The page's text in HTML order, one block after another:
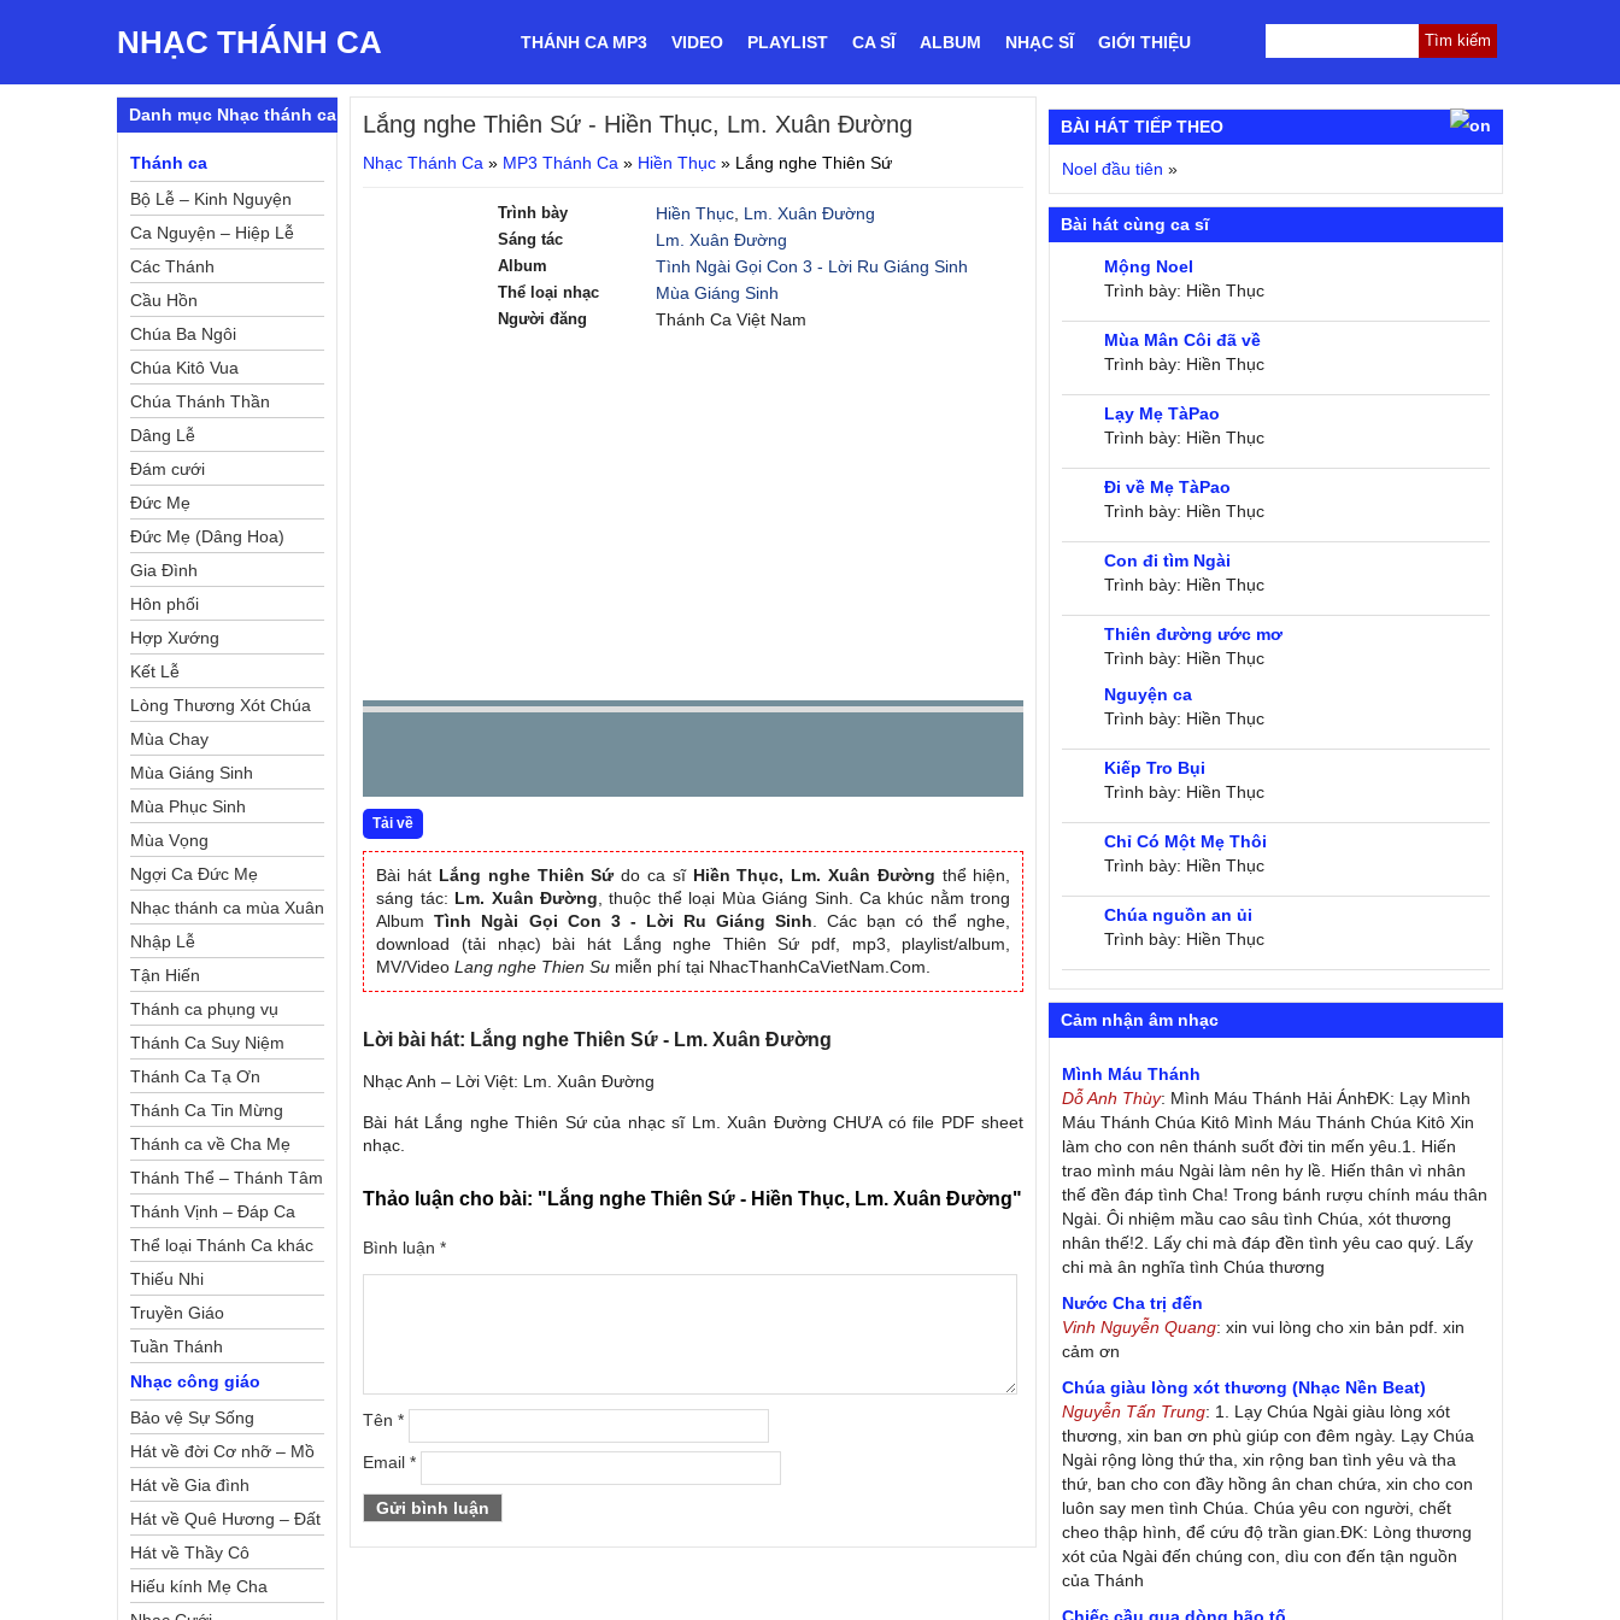
NHẠC THÁNH CA THÁNH CA MP3 VIDEO PLAYLIST CA SĨ ALBUM NHẠC SĨ GIỚI THIỆU
Lắng nghe Thiên Sứ - Hiền Thục, Lm. Xuân Đường
Nhạc Thánh Ca » MP3 Thánh Ca » Hiền Thục » Lắng nghe Thiên Sứ
Trình bày Hiền Thục, Lm. Xuân Đường
Sáng tác Lm. Xuân Đường
Album Tình Ngài Gọi Con 3 - Lời Ru Giáng Sinh
Thể loại nhạc Mùa Giáng Sinh
Người đăng Thánh Ca Việt Nam
Tải về
Bài hát Lắng nghe Thiên Sứdo ca sĩ Hiền Thục, Lm. Xuân Đường thể hiện,
sáng tác: Lm. Xuân Đường , thuộc thể loại Mùa Giáng Sinh. Ca khúc nằm trong
AlbumTình Ngài Gọi Con 3 - Lời Ru Giáng Sinh . Các bạn có thể nghe,
download (tải nhạc) bài hát Lắng nghe Thiên Sứ pdf, mp3, playlist/album,
MV/VideoLang nghe Thien Su miễn phí tại NhacThanhCaVietNam.Com.
Lời bài hát: Lắng nghe Thiên Sứ - Lm. Xuân Đường
Nhạc Anh – Lời Việt: Lm. Xuân Đường
Bài hát Lắng nghe Thiên Sứ của nhạc sĩ Lm. Xuân Đường CHƯA có file PDF sheet
nhạc.
Thảo luận cho bài: "Lắng nghe Thiên Sứ - Hiền Thục, Lm. Xuân Đường"
Bình luận*
Tên*
Email*
Danh mục Nhạc thánh ca
Thánh ca
Bộ Lễ – Kinh Nguyện
Ca Nguyện – Hiệp Lễ
Các Thánh
Cầu Hồn
Chúa Ba Ngôi
Chúa Kitô Vua
Chúa Thánh Thần
Dâng Lễ
Đám cưới
Đức Mẹ
Đức Mẹ (Dâng Hoa)
Gia Đình
Hôn phối
Hợp Xướng
Kết Lễ
Lòng Thương Xót Chúa
Mùa Chay
Mùa Giáng Sinh
Mùa Phục Sinh
Mùa Vọng
Ngợi Ca Đức Mẹ
Nhạc thánh ca mùa Xuân
Nhập Lễ
Tận Hiến
Thánh ca phụng vụ
Thánh Ca Suy Niệm
Thánh Ca Tạ Ơn
Thánh Ca Tin Mừng
Thánh ca về Cha Mẹ
Thánh Thể – Thánh Tâm
Thánh Vịnh – Đáp Ca
Thể loại Thánh Ca khác
Thiếu Nhi
Truyền Giáo
Tuần Thánh
Nhạc công giáo
Bảo vệ Sự Sống
Hát về đời Cơ nhỡ – Mồ
côi
Hát về Gia đình
Hát về Quê Hương – Đất
Nước
Hát về Thầy Cô
Hiếu kính Mẹ Cha
BÀI HÁT TIẾP THEO
Noel đầu tiên »
Bài hát cùng ca sĩ
Mộng Noel
Trình bày: Hiền Thục
Mùa Mân Côi đã về
Trình bày: Hiền Thục
Lạy Mẹ TàPao
Trình bày: Hiền Thục
Đi về Mẹ TàPao
Trình bày: Hiền Thục
Con đi tìm Ngài
Trình bày: Hiền Thục
Thiên đường ước mơ
Trình bày: Hiền Thục
Nguyện ca
Trình bày: Hiền Thục
Kiếp Tro Bụi
Trình bày: Hiền Thục
Chỉ Có Một Mẹ Thôi
Trình bày: Hiền Thục
Chúa nguồn an ủi
Trình bày: Hiền Thục
Cảm nhận âm nhạc
Mình Máu Thánh
Dỗ Anh Thùy: Mình Máu Thánh Hải ÁnhĐK: Lạy Mình
Máu Thánh Chúa Kitô Mình Máu Thánh Chúa Kitô Xin
làm cho con nên thánh suốt đời tin mến yêu.1. Hiến
trao mình máu Ngài làm nên hy lề. Hiến thân vì nhân
thế đền đáp tình Cha! Trong bánh rượu chính máu thân
Ngài. Ôi nhiệm mầu cao sâu tình Chúa, xót thương
nhân thế!2. Lấy chi mà đáp đền tình yêu cao quý. Lấy
chi mà ân nghĩa tình Chúa thương
Nước Cha trị đến
Vinh Nguyễn Quang: xin vui lòng cho xin bản pdf. xin
cảm ơn
Chúa giàu lòng xót thương (Nhạc Nền Beat)
Nguyễn Tấn Trung: 1. Lạy Chúa Ngài giàu lòng xót
thương, xin ban ơn phù giúp con đêm ngày. Lạy Chúa
Ngài rộng lòng thứ tha, xin rộng ban tình yêu và tha
thứ, ban cho con đầy hồng ân chan chứa, xin cho con
luôn say men tình Chúa. Chúa yêu con người, chết
cheo thập hình, để cứu độ trần gian.ĐK: Lòng thương
xót của Ngài đến chúng con, dìu con đến tận nguồn
của Thánh